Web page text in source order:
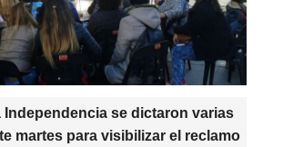
Independencia se dictaron varias
martes para visibilizar el reclamo